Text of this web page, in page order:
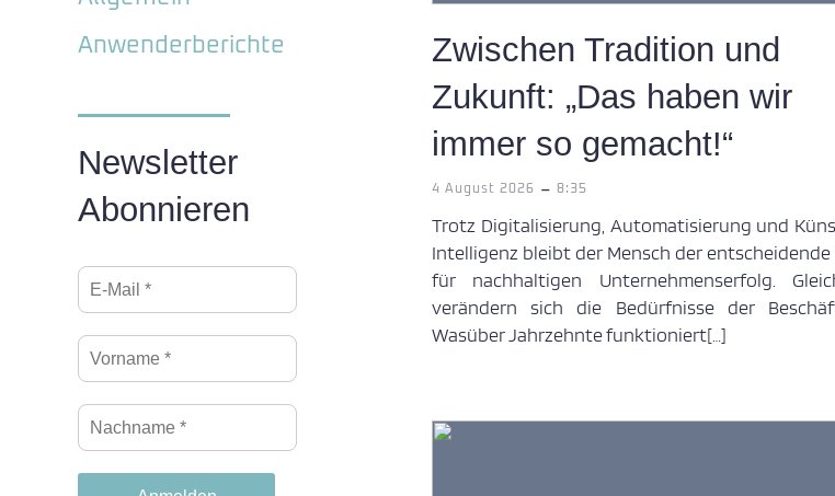
Anwenderberichte
Newsletter
Abonnieren
Zwischen Tradition und
Zukunft: „Das haben wir
immer so gemacht!“
4 August 2026 - 8:35
Trotz Digitalisierung, Automatisierung und
Intelligenz bleibt der Mensch der
für nachhaltigen Unternehmenserfolg.
verändern sich die Bedürfnisse der
Wasüber Jahrzehnte funktioniert[…]